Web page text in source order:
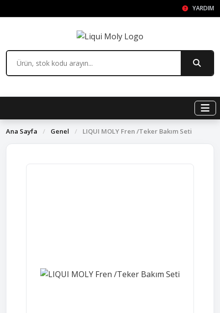
YARDIM
Ana Sayfa / Genel / LIQUI MOLY Fren /Teker Bakım Seti